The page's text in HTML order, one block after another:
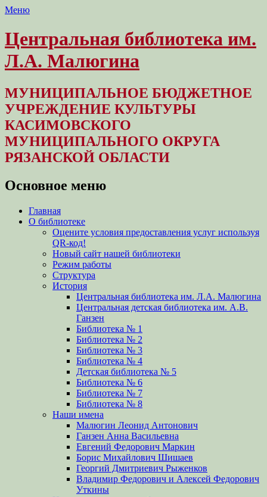
Меню
Центральная библиотека им.
Л.А. Малюгина
МУНИЦИПАЛЬНОЕ БЮДЖЕТНОЕ
УЧРЕЖДЕНИЕ КУЛЬТУРЫ
КАСИМОВСКОГО
МУНИЦИПАЛЬНОГО ОКРУГА
РЯЗАНСКОЙ ОБЛАСТИ
Основное меню
Перейти
содержимому
Главная
О библиотеке
Оцените условия предоставления услуг используя
QR-код!
Новый сайт нашей библиотеки
Режим работы
Структура
История
Центральная библиотека им. Л.А. Малюгина
Центральная детская библиотека им. А.В.
Ганзен
Библиотека № 1
Библиотека № 2
Библиотека № 3
Библиотека № 4
Детская библиотека № 5
Библиотека № 6
Библиотека № 7
Библиотека № 8
Наши имена
Малюгин Леонид Антонович
Ганзен Анна Васильевна
Евгений Федорович Маркин
Борис Михайлович Шишаев
Георгий Дмитриевич Рыженков
Владимир Федорович и Алексей Федорович
Уткины